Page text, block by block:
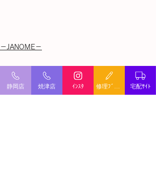
－JANOME－
最新記事 すべて表示
静岡店 焼津店 ｲﾝｽﾀ 宅配ｻｲﾄ